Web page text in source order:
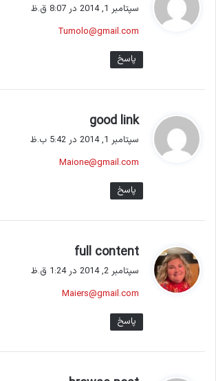
:
سپتامبر 1, 2014 در 8:07 ق.ظ
Tumolo@gmail.com
پاسخ
good link
ف
:
سپتامبر 1, 2014 در 5:42 ب.ظ
Maione@gmail.com
پاسخ
full content
ت
:
سپتامبر 2, 2014 در 1:24 ق.ظ
Maiers@gmail.com
پاسخ